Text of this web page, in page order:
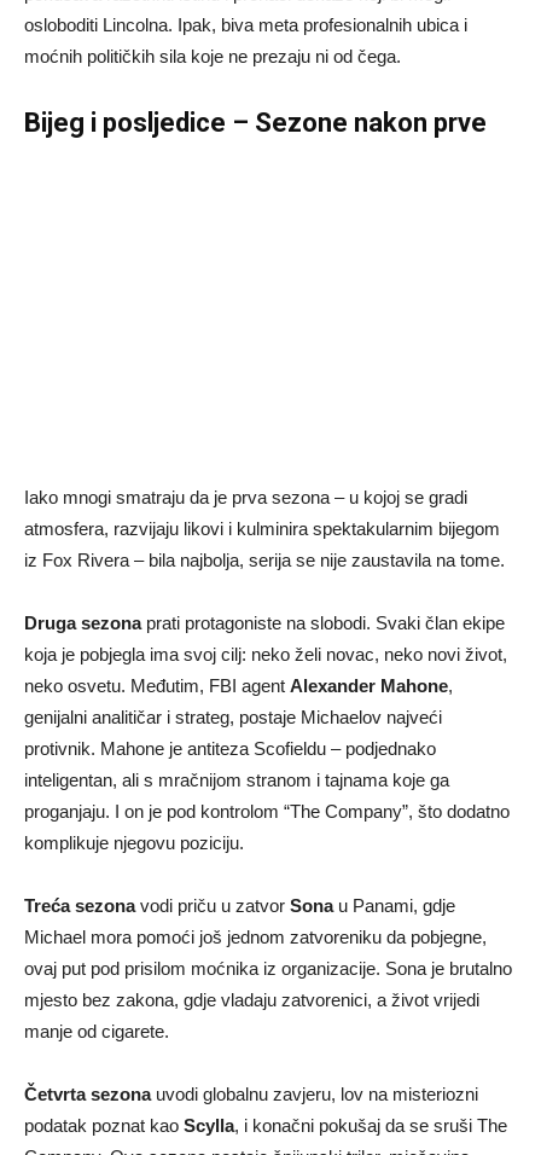
osloboditi Lincolna. Ipak, biva meta profesionalnih ubica i
moćnih političkih sila koje ne prezaju ni od čega.
Bijeg i posljedice – Sezone nakon prve
Iako mnogi smatraju da je prva sezona – u kojoj se gradi
atmosfera, razvijaju likovi i kulminira spektakularnim bijegom
iz Fox Rivera – bila najbolja, serija se nije zaustavila na tome.
Druga sezonaprati protagoniste na slobodi. Svaki član ekipe
koja je pobjegla ima svoj cilj: neko želi novac, neko novi život,
neko osvetu. Međutim, FBI agent Alexander Mahone,
genijalni analitičar i strateg, postaje Michaelov najveći
protivnik. Mahone je antiteza Scofieldu – podjednako
inteligentan, ali s mračnijom stranom i tajnama koje ga
proganjaju. I on je pod kontrolom “The Company”, što dodatno
komplikuje njegovu poziciju.
Treća sezonavodi priču u zatvor Sonau Panami, gdje
Michael mora pomoći još jednom zatvoreniku da pobjegne,
ovaj put pod prisilom moćnika iz organizacije. Sona je brutalno
mjesto bez zakona, gdje vladaju zatvorenici, a život vrijedi
manje od cigarete.
Četvrta sezonauvodi globalnu zavjeru, lov na misteriozni
podatak poznat kao Scylla, i konačni pokušaj da se sruši The